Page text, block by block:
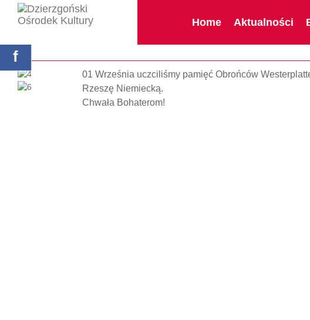
index.php
Home Aktualności
01 Września uczciliśmy pamięć Obrońców
Rzeszę Niemiecką.
Chwała Bohaterom!
f